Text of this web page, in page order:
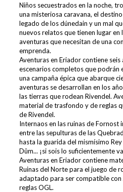
Niños secuestrados en la noche,
una misteriosa caravana, el
legado de los dúnedain y un mal
nuevos relatos que tienen lugar
aventuras que necesitan de una
emprenda.
Aventuras en Eriador contiene
escenarios completos que
una campaña épica que abarque
aventuras se desarrollan en los
las tierras que rodean Rivendel.
material de trasfondo y de reglas
de Rivendel.
Internaos en las ruinas de Fornost
entre las sepulturas de las
hasta la guarida del mismísimo
Dûm... ¡si sois lo suficientemente
Aventuras en Eriador contiene
Ruinas del Norte para el juego de
adaptado para ser compatible
reglas OGL.